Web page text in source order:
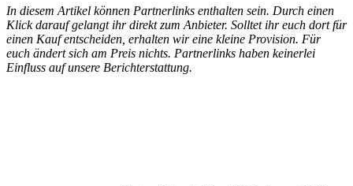
In diesem Artikel können Partnerlinks enthalten sein. Durch einen
Klick darauf gelangt ihr direkt zum Anbieter. Solltet ihr euch dort für
einen Kauf entscheiden, erhalten wir eine kleine Provision. Für
euch ändert sich am Preis nichts. Partnerlinks haben keinerlei
Einfluss auf unsere Berichterstattung.